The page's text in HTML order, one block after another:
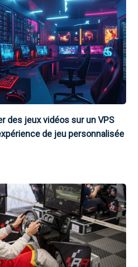
des jeux vidéos sur un VPS
de jeu personnalisée